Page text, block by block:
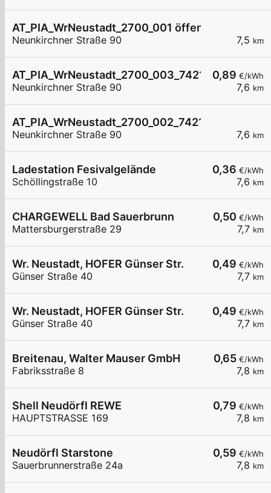
7,5 km
AT_PIA_WrNeustadt_2700_001 öffentlich
Neunkirchner Straße 90
0,89 €/kWh
7,6 km
AT_PIA_WrNeustadt_2700_003_7421036489
Neunkirchner Straße 90
7,6 km
AT_PIA_WrNeustadt_2700_002_7421036489
Neunkirchner Straße 90
0,36 €/kWh
7,6 km
Ladestation Fesivalgelände
Schöllingstraße 10
0,50 €/kWh
7,7 km
CHARGEWELL Bad Sauerbrunn
Mattersburgerstraße 29
0,49 €/kWh
7,7 km
Wr. Neustadt, HOFER Günser Str.
Günser Straße 40
0,49 €/kWh
7,7 km
Wr. Neustadt, HOFER Günser Str.
Günser Straße 40
0,65 €/kWh
7,8 km
Breitenau, Walter Mauser GmbH
Fabriksstraße 8
0,79 €/kWh
7,8 km
Shell Neudörfl REWE
HAUPTSTRASSE 169
0,59 €/kWh
7,8 km
Neudörfl Starstone
Sauerbrunnerstraße 24a